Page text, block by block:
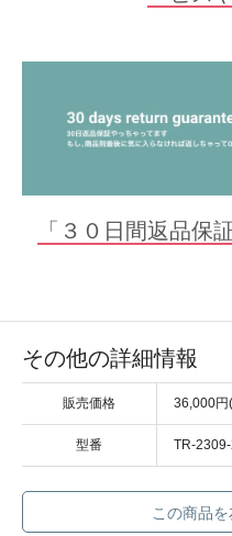
「３０日間返品保
その他の詳細情報
販売価格 36,000円
型番 TR-
この商品